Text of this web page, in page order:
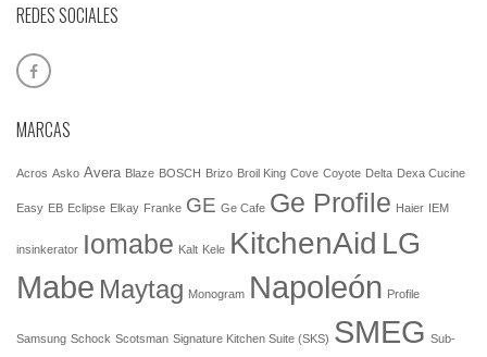
REDES SOCIALES
MARCAS
Acros Asko Avera Blaze BOSCH Brizo Broil King Cove Coyote Delta Dexa Cucine
Easy EB Eclipse Elkay Franke GE Ge Cafe Ge Profile Haier IEM
insinkerator Iomabe Kalt Kele KitchenAid LG
Mabe Maytag Monogram Napoleón Profile
Samsung Schock Scotsman Signature Kitchen Suite (SKS) SMEG Sub-